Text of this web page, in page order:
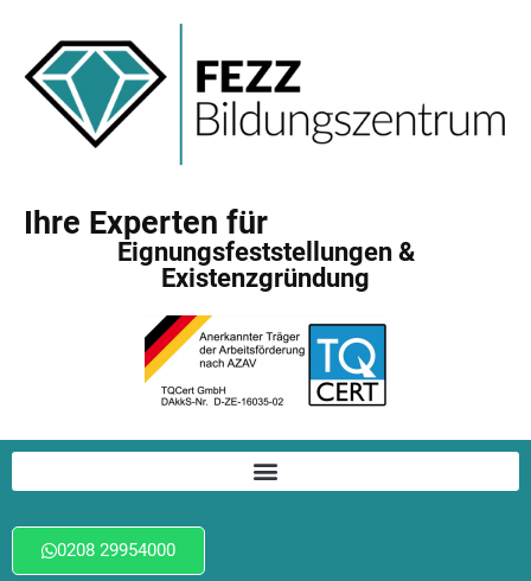
Ihre Experten für
Eignungsfeststellungen &
Existenzgründung
0208 29954000